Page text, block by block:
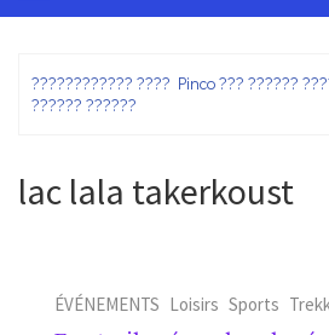
???????????? ???? Pinco ??? ??????
?????? ??????
lac lala takerkoust
ÉVÉNEMENTS Loisirs Sports